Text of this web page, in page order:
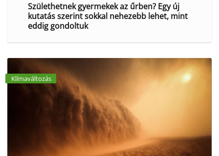
Születhetnek gyermekek az űrben? Egy új
kutatás szerint sokkal nehezebb lehet, mint
eddig gondoltuk
Klímaváltozás